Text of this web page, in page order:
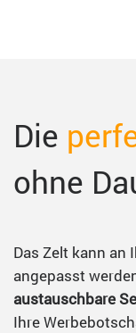
Die
ohne
Das Zelt kann an
angepasst
austauschbare
Ihre